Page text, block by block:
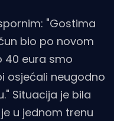
"Gostima
bio po novom
40 eura smo
osjećali neugodno
Situacija je bila
u jednom trenu